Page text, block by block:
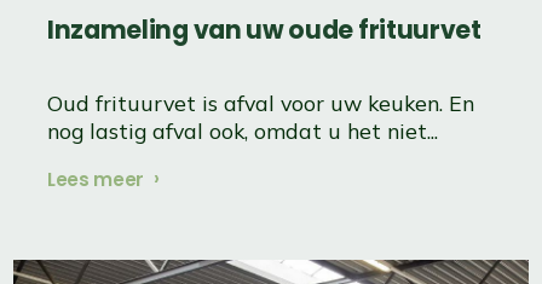
Inzameling ​​​​​​​van uw oude frituurvet
Oud frituurvet is afval voor uw keuken. En
nog lastig afval ook, omdat u het niet...
Lees meer